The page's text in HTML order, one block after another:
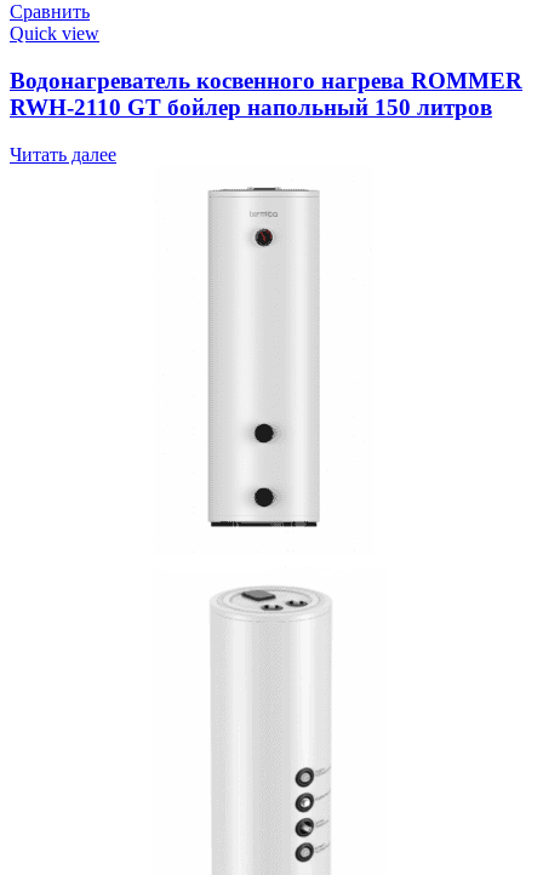
Сравнить
Quick view
Водонагреватель косвенного нагрева ROMMER
RWH-2110 GT бойлер напольный 150 литров
Читать далее